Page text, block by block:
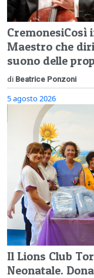
CremonesiCosì
Maestro che
suono delle
di Beatrice Ponzoni
5 agosto 2026
Il Lions Club
Neonatale.